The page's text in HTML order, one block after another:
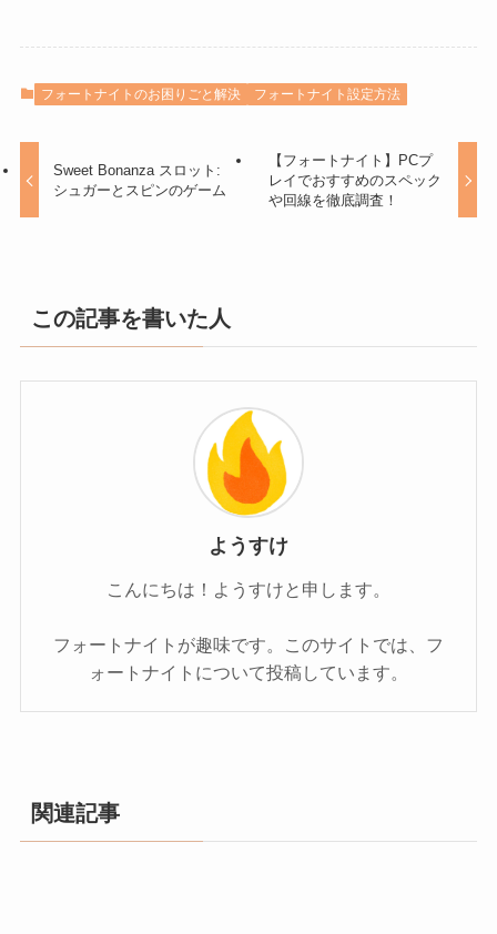
フォートナイトのお困りごと解決 フォートナイト設定方法
Sweet Bonanza スロット:
シュガーとスピンのゲーム
【フォートナイト】PCプ
レイでおすすめのスペック
や回線を徹底調査！
この記事を書いた人
ようすけ
こんにちは！ようすけと申します。
フォートナイトが趣味です。このサイトでは、フ
ォートナイトについて投稿しています。
関連記事